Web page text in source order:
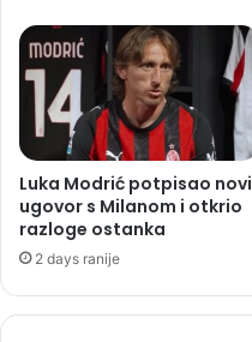
Luka Modrić potpisao novi
ugovor s Milanom i otkrio
razloge ostanka
2 days ranije